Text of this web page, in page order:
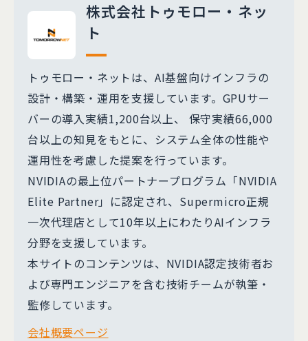
株式会社トゥモロー・ネッ
ト
トゥモロー・ネットは、AI基盤向けインフラの
設計・構築・運用を支援しています。GPUサー
バーの導入実績1,200台以上、 保守実績66,000
台以上の知見をもとに、システム全体の性能や
運用性を考慮した提案を行っています。
NVIDIAの最上位パートナープログラム「NVIDIA
Elite Partner」に認定され、Supermicro正規
一次代理店として10年以上にわたりAIインフラ
分野を支援しています。
本サイトのコンテンツは、NVIDIA認定技術者お
よび専門エンジニアを含む技術チームが執筆・
監修しています。
会社概要ページ